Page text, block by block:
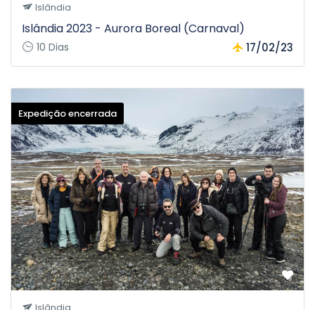
Islândia
Islândia 2023 - Aurora Boreal (Carnaval)
10 Dias 17/02/23
Expedição encerrada